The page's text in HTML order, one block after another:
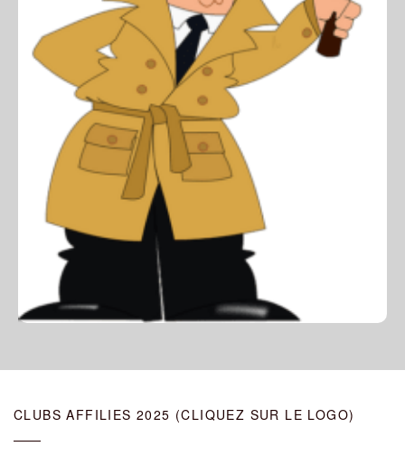
CLUBS AFFILIES 2025 (CLIQUEZ SUR LE LOGO)